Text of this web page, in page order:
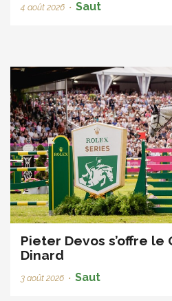
4 août 2026 • Saut
Pieter Devos s’offre le
Dinard
3 août 2026 • Saut